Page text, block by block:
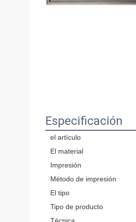
Especificación
el artículo
El material
Impresión
Método de impresión
El tipo
Tipo de producto